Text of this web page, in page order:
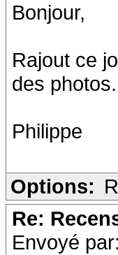
Bonjour,
Rajout ce
des photos.
Philippe
Options:
Re:
Envoyé par: